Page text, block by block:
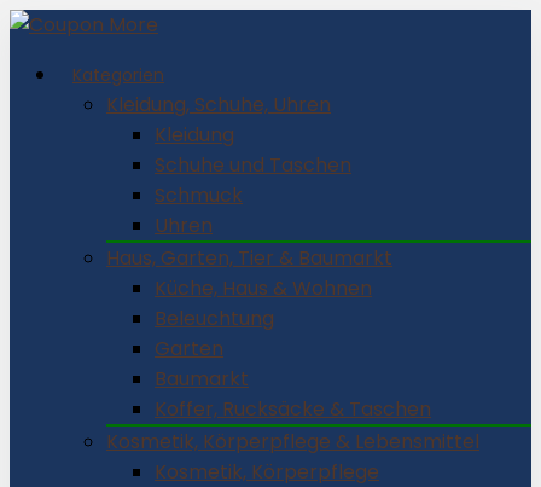
Kategorien
Kleidung, Schuhe, Uhren
Kleidung
Schuhe und Taschen
Schmuck
Uhren
Haus, Garten, Tier & Baumarkt
Küche, Haus & Wohnen
Beleuchtung
Garten
Baumarkt
Koffer, Rucksäcke & Taschen
Kosmetik, Körperpflege & Lebensmittel
Kosmetik, Körperpflege